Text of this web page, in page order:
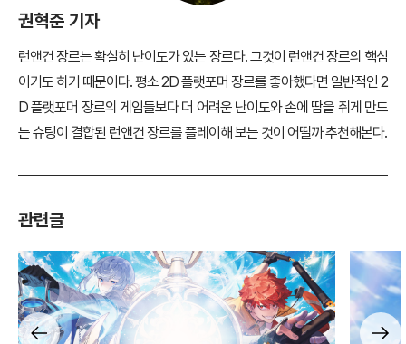
권혁준 기자
D 플랫포머 장르의 게임들보다 더 어려운 난이도와 손에 땀을 쥐게 만드
관련글